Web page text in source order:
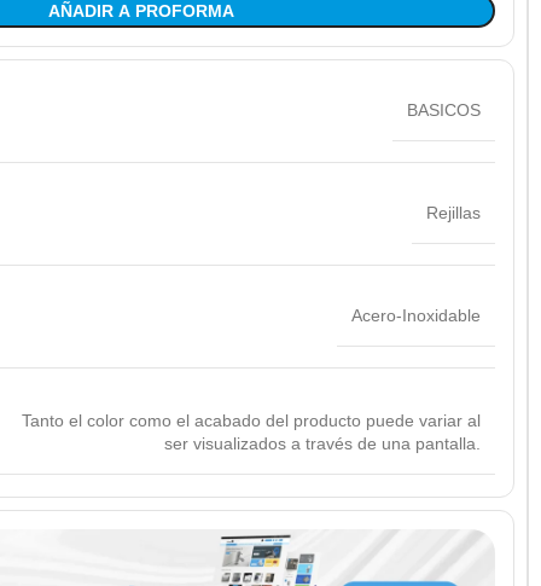
AÑADIR A PROFORMA
BASICOS
Rejillas
Acero-Inoxidable
Tanto el color como el acabado del producto puede variar al
ser visualizados a través de una pantalla.